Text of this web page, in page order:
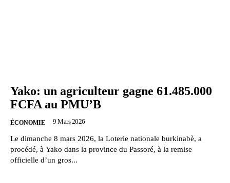
Yako: un agriculteur gagne 61.485.000
FCFA au PMU’B
ÉCONOMIE 9 Mars 2026
Le dimanche 8 mars 2026, la Loterie nationale burkinabè, a
procédé, à Yako dans la province du Passoré, à la remise
officielle d’un gros...